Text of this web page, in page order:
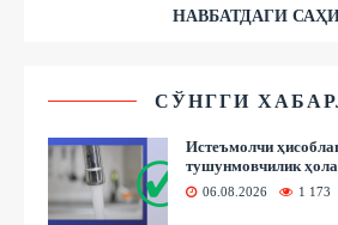
НАВБАТДАГИ
СЎНГГИ
Истеъмолчи
тушунмовчилик
06.08.2026 1 173